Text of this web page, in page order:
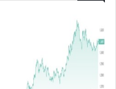
/
S
A
/
7
/
2